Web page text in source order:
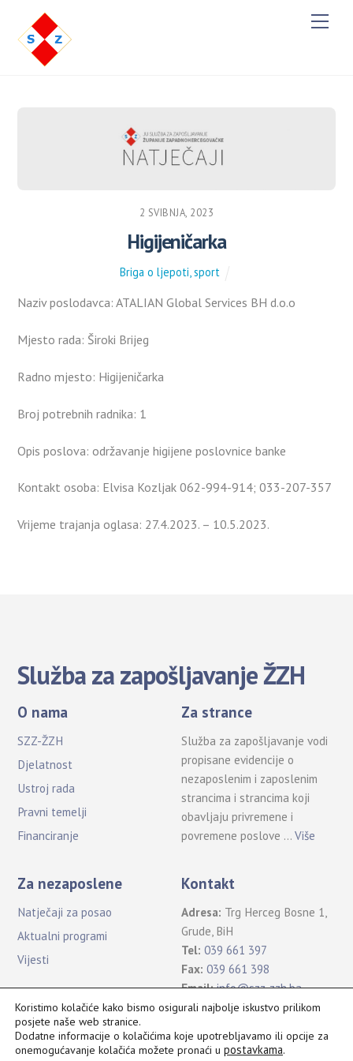
M
e
2 SVIBNJA, 2023
Higijeničarka
Briga o ljepoti, sport
Naziv poslodavca: ATALIAN Global Services BH d.o.o
Mjesto rada: Široki Brijeg
Radno mjesto: Higijeničarka
Broj potrebnih radnika: 1
Opis poslova: održavanje higijene poslovnice banke
Kontakt osoba: Elvisa Kozljak 062-994-914; 033-207-357
Vrijeme trajanja oglasa: 27.4.2023. – 10.5.2023.
Služba za zapošljavanje ŽZH
O nama
SZZ-ŽZH
Djelatnost
Ustroj rada
Pravni temelji
Financiranje
Za strance
Služba za zapošljavanje vodi
propisane evidencije o
nezaposlenim i zaposlenim
strancima i strancima koji
obavljaju privremene i
povremene poslove …Više
Za nezaposlene
Natječaji za posao
Aktualni programi
Vijesti
Kontakt
Adresa: Trg Herceg Bosne 1,
Grude, BiH
Tel: 039 661 397
Fax: 039 661 398
Email: info@szz-zzh.ba
Sva prava pridržana Služba za zapošljavanje ŽZH ©2021
Koristimo kolačiće kako bismo osigurali najbolje iskustvo prilikom
posjete naše web stranice.
Dodatne informacije o kolačićima koje upotrebljavamo ili opcije za
onemogućavanje kolačića možete pronaći u postavkama.